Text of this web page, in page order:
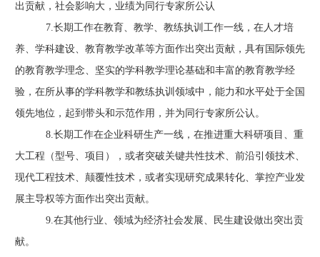
出贡献，社会影响大，业绩为同行专家所公认
7.长期工作在教育、教学、教练执训工作一线，在人才培
养、学科建设、教育教学改革等方面作出突出贡献，具有国际领先
的教育教学理念、坚实的学科教学理论基础和丰富的教育教学经
验，在所从事的学科教学和教练执训领域中，能力和水平处于全国
领先地位，起到带头和示范作用，并为同行专家所公认。
8.长期工作在企业科研生产一线，在推进重大科研项目、重
大工程 （型号、项目 ）
，或者突破关键共性技术、前沿引领技术、
现代工程技术、颠覆性技术，或者实现研究成果转化、掌控产业发
展主导权等方面作出突出贡献。
9.在其他行业、领域为经济社会发展、民生建设做出突出贡
献。